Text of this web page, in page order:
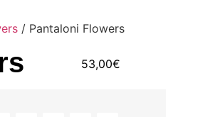
/ Pantaloni Flowers
53,00€